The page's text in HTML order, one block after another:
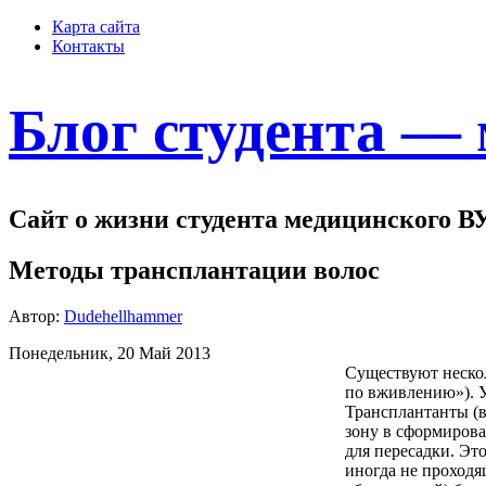
Карта сайта
Контакты
Блог студента —
Сайт о жизни студента медицинского
Методы трансплантации волос
Автор: Dudehellhammer
Понедельник, 20 Май 2013
Существуют
по вживлению»).
Трансплантанты
зону в
для пересадки.
иногда не